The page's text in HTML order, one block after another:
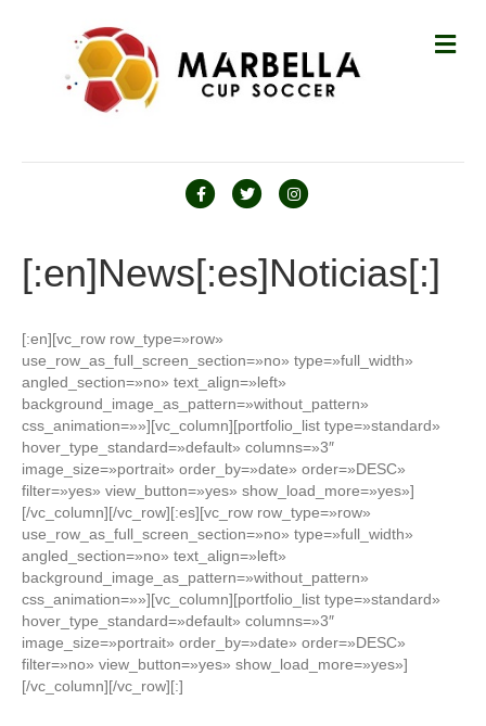
F
c
o
k
T
t
I
t
a
m
M
E
[:en]News[:es]Noticias[:]
[:en][vc_row row_type=»row»
use_row_as_full_screen_section=»no» type=»full_width»
angled_section=»no» text_align=»left»
background_image_as_pattern=»without_pattern»
css_animation=»»][vc_column][portfolio_list type=»standard»
hover_type_standard=»default» columns=»3″
image_size=»portrait» order_by=»date» order=»DESC»
filter=»yes» view_button=»yes» show_load_more=»yes»]
[/vc_column][/vc_row][:es][vc_row row_type=»row»
use_row_as_full_screen_section=»no» type=»full_width»
angled_section=»no» text_align=»left»
background_image_as_pattern=»without_pattern»
css_animation=»»][vc_column][portfolio_list type=»standard»
hover_type_standard=»default» columns=»3″
image_size=»portrait» order_by=»date» order=»DESC»
filter=»no» view_button=»yes» show_load_more=»yes»]
[/vc_column][/vc_row][:]